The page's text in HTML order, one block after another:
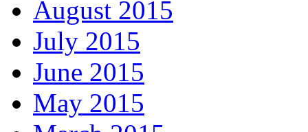
August 2015
July 2015
June 2015
May 2015